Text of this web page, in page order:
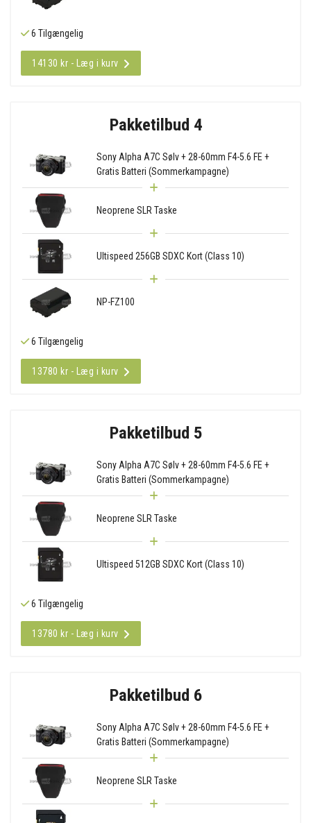
6 Tilgængelig
14130 kr - Læg i kurv
Pakketilbud 4
Sony Alpha A7C Sølv + 28-60mm F4-5.6 FE +
Gratis Batteri (Sommerkampagne)
Neoprene SLR Taske
Ultispeed 256GB SDXC Kort (Class 10)
NP-FZ100
6 Tilgængelig
13780 kr - Læg i kurv
Pakketilbud 5
Sony Alpha A7C Sølv + 28-60mm F4-5.6 FE +
Gratis Batteri (Sommerkampagne)
Neoprene SLR Taske
Ultispeed 512GB SDXC Kort (Class 10)
6 Tilgængelig
13780 kr - Læg i kurv
Pakketilbud 6
Sony Alpha A7C Sølv + 28-60mm F4-5.6 FE +
Gratis Batteri (Sommerkampagne)
Neoprene SLR Taske